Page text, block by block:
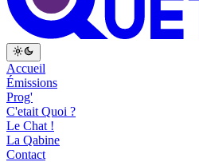
Accueil
Émissions
Prog'
C'etait Quoi ?
Le Chat !
La Qabine
Contact